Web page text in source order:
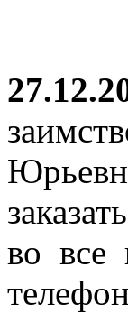
во все